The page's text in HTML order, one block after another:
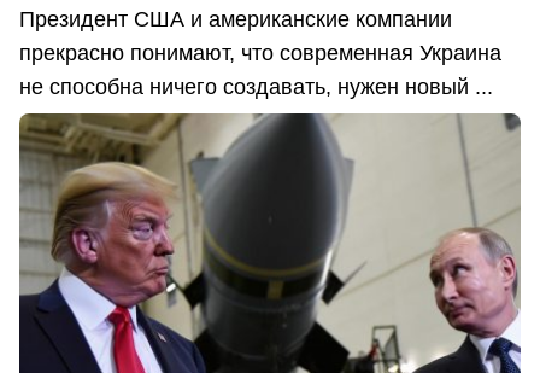
Президент США и американские компании
прекрасно понимают, что современная Украина
не способна ничего создавать, нужен новый ...